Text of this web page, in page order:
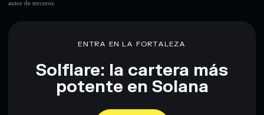
Descargo de responsabilidad: Esta información tiene
autor de terceros.
ENTRA EN LA FORTALEZA
Solflare: la cartera más
potente en Solana